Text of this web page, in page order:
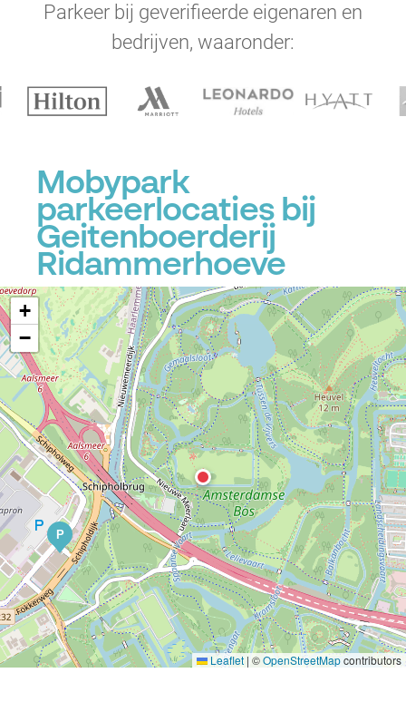
Parkeer bij geverifieerde eigenaren en
bedrijven, waaronder:
Mobypark
parkeerlocaties bij
Geitenboerderij
Ridammerhoeve
P
P
+
−
Leaflet | ©OpenStreetMapcontributors